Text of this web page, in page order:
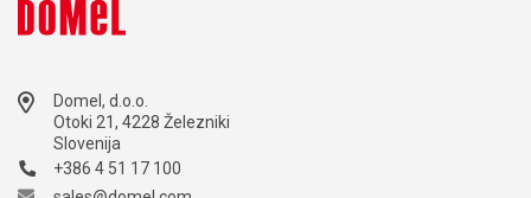
marketing@domel.com